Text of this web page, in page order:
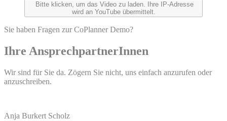
Bitte klicken, um das Video zu laden. Ihre IP-Adresse
wird an YouTube übermittelt.
Sie haben Fragen zur CoPlanner Demo?
Ihre AnsprechpartnerInnen
Wir sind für Sie da. Zögern Sie nicht, uns einfach anzurufen oder
anzuschreiben.
Anja Burkert Scholz